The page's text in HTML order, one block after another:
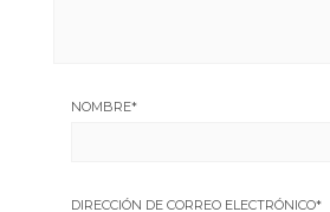
NOMBRE*
DIRECCIÓN DE CORREO ELECTRÓNICO*